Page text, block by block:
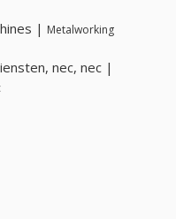
| Metalworking
nec, nec |